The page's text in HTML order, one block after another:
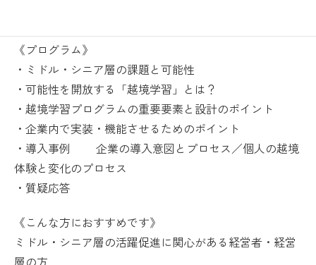
《プログラム》
・ミドル・シニア層の課題と可能性
・可能性を開放する「越境学習」とは？
・越境学習プログラムの重要要素と設計のポイント
・企業内で実装・機能させるためのポイント
・導入事例 企業の導入意図とプロセス／個人の越境
体験と変化のプロセス
・質疑応答
《こんな方におすすめです》
ミドル・シニア層の活躍促進に関心がある経営者・経営
層の方